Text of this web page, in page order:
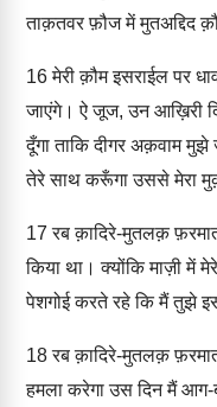
ताक़तवर फ़ौज में मुतअद्दिद
16मेरी क़ौम इसराईल पर
जाएंगे। ऐ जूज, उन आख़िरी
दूँगा ताकि दीगर अक़वाम
तेरे साथ करूँगा उससे मेरा
17 रब क़ादिरे-मुतलक़
किया था। क्योंकि माज़ी में
पेशगोई करते रहे कि मैं तुझे
18रब क़ादिरे-मुतलक़
हमला करेगा उस दिन मैं आग-